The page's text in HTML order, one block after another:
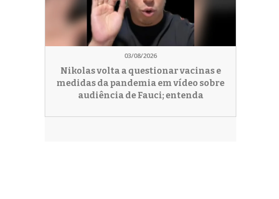
03/08/2026
Nikolas volta a questionar vacinas e
medidas da pandemia em vídeo sobre
audiência de Fauci; entenda